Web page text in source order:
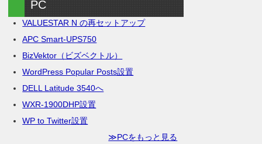
PC
VALUESTAR N の再セットアップ
APC Smart-UPS750
BizVektor（ビズベクトル）
WordPress Popular Posts設置
DELL Latitude 3540へ
WXR-1900DHP設置
WP to Twitter設置
≫PCをもっと見る